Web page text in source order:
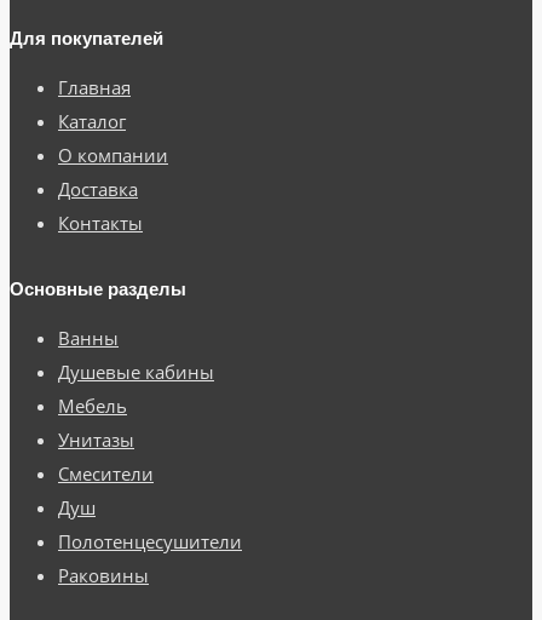
Для покупателей
Главная
Каталог
О компании
Доставка
Контакты
Основные разделы
Ванны
Душевые кабины
Мебель
Унитазы
Смесители
Душ
Полотенцесушители
Раковины